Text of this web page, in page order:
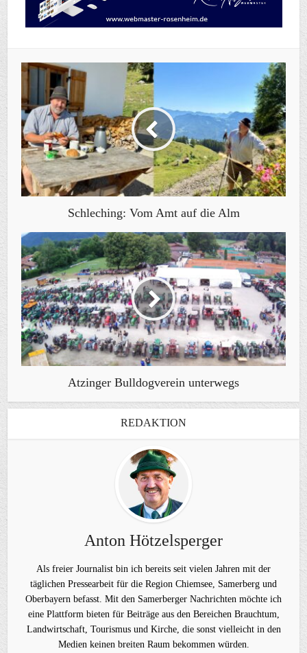
Schleching: Vom Amt auf die Alm
Atzinger Bulldogverein unterwegs
REDAKTION
Anton Hötzelsperger
Als freier Journalist bin ich bereits seit vielen Jahren mit der
täglichen Pressearbeit für die Region Chiemsee, Samerberg und
Oberbayern befasst. Mit den Samerberger Nachrichten möchte ich
eine Plattform bieten für Beiträge aus den Bereichen Brauchtum,
Landwirtschaft, Tourismus und Kirche, die sonst vielleicht in den
Medien keinen breiten Raum bekommen würden.